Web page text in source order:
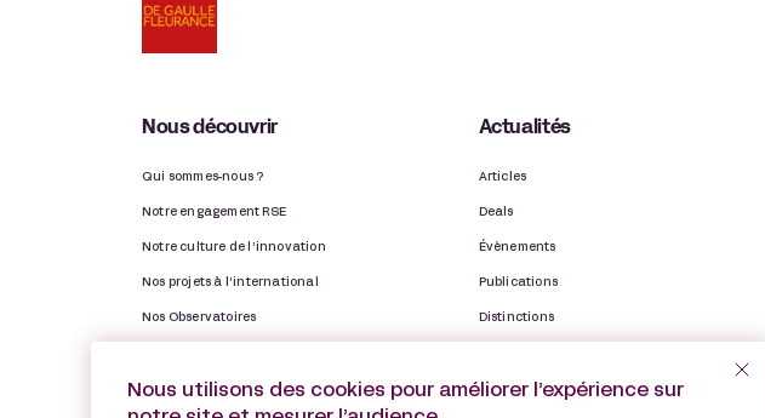
Nous découvrir
Qui sommes-nous ?
Notre engagement RSE
Notre culture de l’innovation
Nos projets à l’international
Nos Observatoires
Actualités
Articles
Deals
Évènements
Publications
Distinctions
Nous utilisons des cookies pour améliorer l’expérience sur